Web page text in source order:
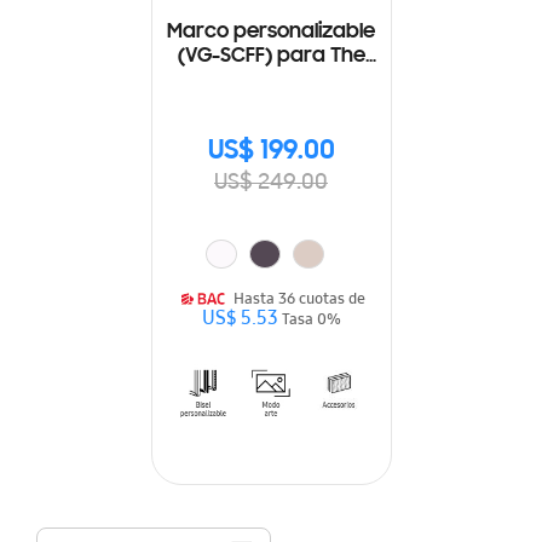
Marco personalizable
(VG-SCFF) para The
US$ 199.00
US$ 249.00
Hasta 36 cuotas de
US$ 5.53Tasa 0%